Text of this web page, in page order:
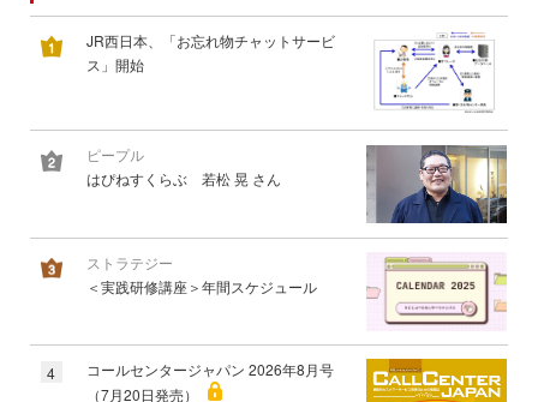
JR西日本、「お忘れ物チャットサービ
ス」開始
ピープル
はぴねすくらぶ 若松 晃 さん
ストラテジー
＜実践研修講座＞年間スケジュール
4
コールセンタージャパン 2026年8月号
（7月20日発売）